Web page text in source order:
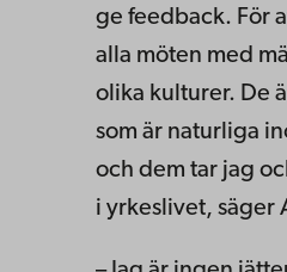
ge feedback. För
alla möten med
olika kulturer. De
som är naturliga
och dem tar jag
i yrkeslivet, säger